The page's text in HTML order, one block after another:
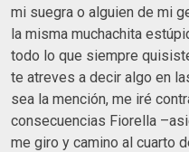
mi suegra o alguien de mi
la misma muchachita
todo lo que siempre
te atreves a decir algo en
sea la mención, me iré
consecuencias Fiorella
me giro y camino al cuarto